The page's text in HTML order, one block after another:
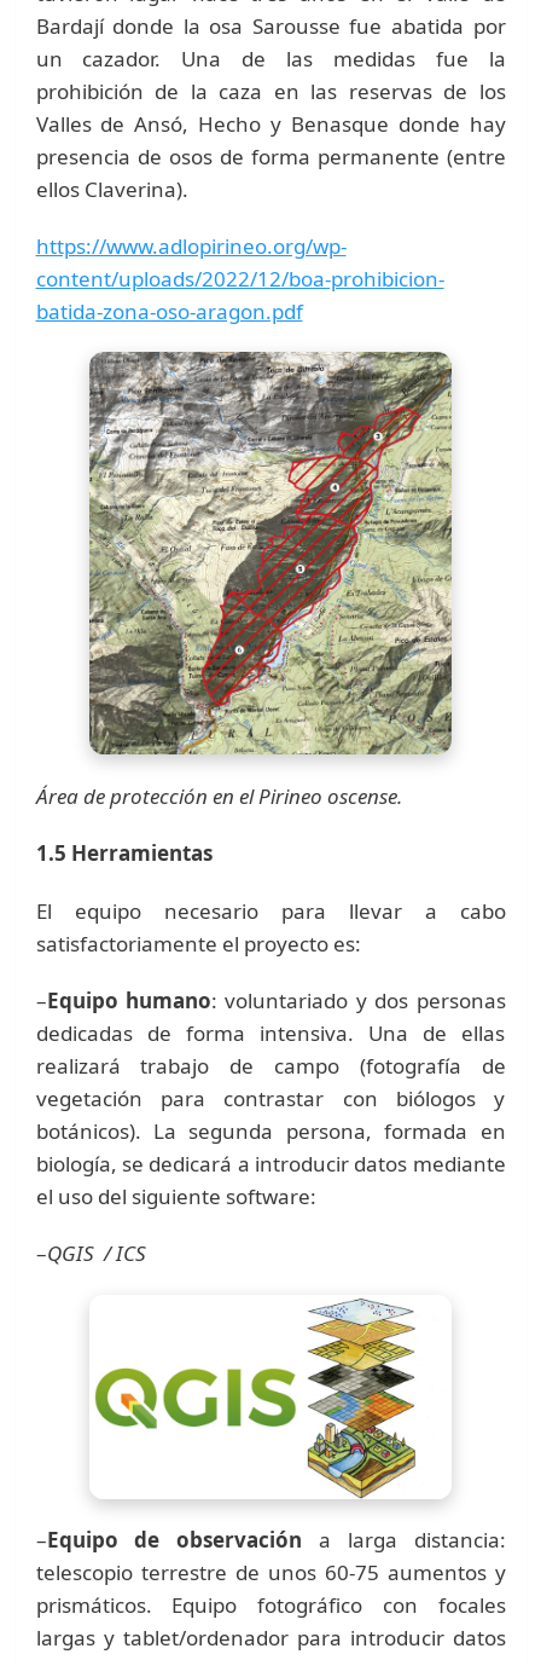
Bardají donde la osa Sarousse fue abatida por
un cazador. Una de las medidas fue la
prohibición de la caza en las reservas de los
Valles de Ansó, Hecho y Benasque donde hay
presencia de osos de forma permanente (entre
ellos Claverina).
https://www.adlopirineo.org/wp-
content/uploads/2022/12/boa-prohibicion-
batida-zona-oso-aragon.pdf
Área de protección en el Pirineo oscense.
1.5 Herramientas
El equipo necesario para llevar a cabo
satisfactoriamente el proyecto es:
–Equipo humano: voluntariado y dos personas
dedicadas de forma intensiva. Una de ellas
realizará trabajo de campo (fotografía de
vegetación para contrastar con biólogos y
botánicos). La segunda persona, formada en
biología, se dedicará a introducir datos mediante
el uso del siguiente software:
–QGIS / ICS
–Equipo de observación a larga distancia:
telescopio terrestre de unos 60-75 aumentos y
prismáticos. Equipo fotográfico con focales
largas y tablet/ordenador para introducir datos